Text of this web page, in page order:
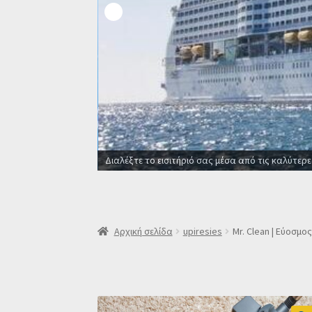
Αρχική σελίδα upiresies Mr. Clean | Εύοσμος